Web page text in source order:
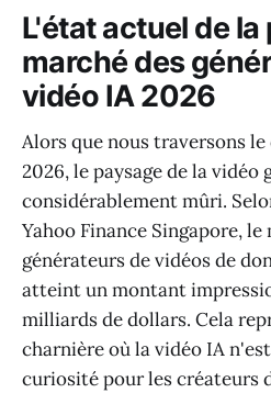
L'état actuel de la
marché des
vidéo IA 2026
Alors que nous traversons
2026, le paysage de la vidéo
considérablement mûri.
Yahoo Finance Singapore, le
générateurs de vidéos de
atteint un montant
milliards de dollars. Cela
charnière où la vidéo IA
curiosité pour les créateurs